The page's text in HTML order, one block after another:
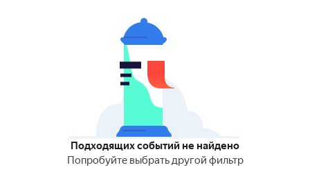
Подходящих событий не найдено
Попробуйте выбрать другой фильтр